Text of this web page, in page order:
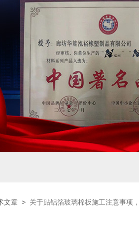
文章 > 关于贴铝箔玻璃棉板施工注意事项